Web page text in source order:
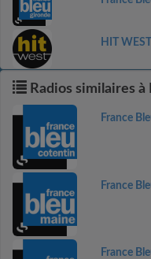
HIT WEST
Radios similaires à
France
France
France